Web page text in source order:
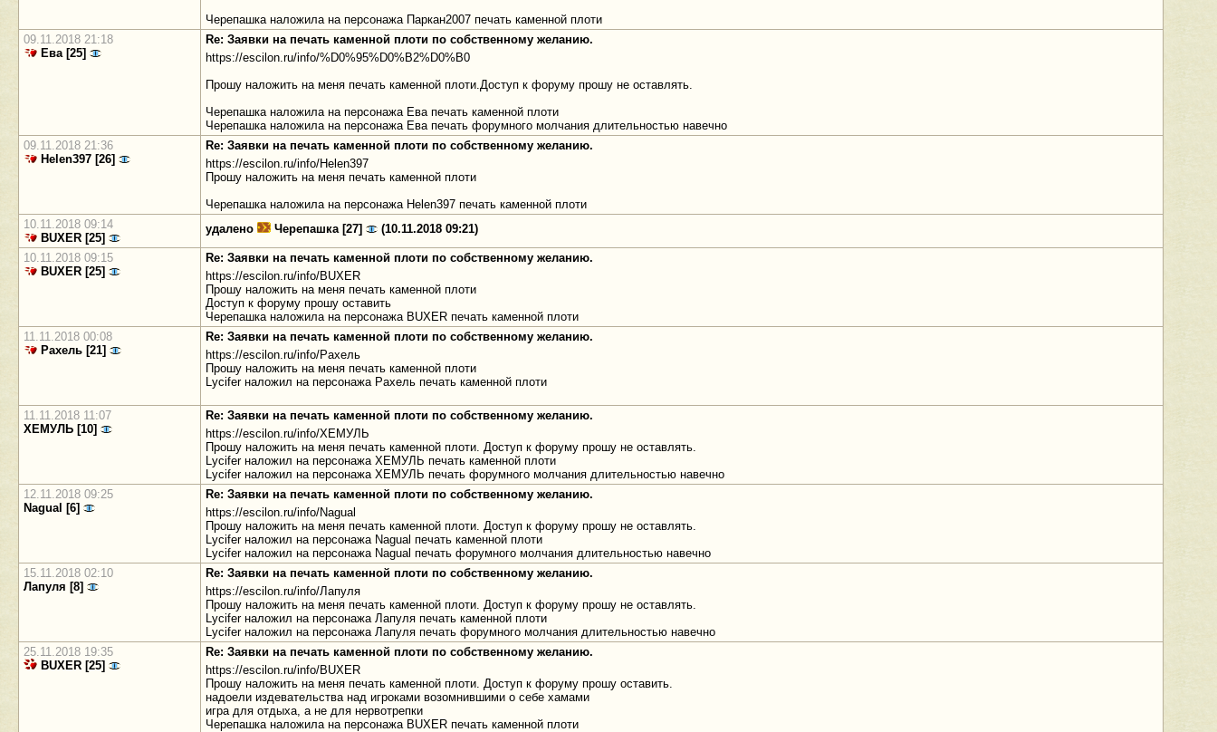
Черепашка наложила на персонажа Паркан2007 печать каменной плоти
09.11.2018 21:18
Ева [25]
Re: Заявки на печать каменной плоти по собственному желанию.
https://escilon.ru/info/%D0%95%D0%B2%D0%B0
Прошу наложить на меня печать каменной плоти.Доступ к форуму прошу не оставлять.
Черепашка наложила на персонажа Ева печать каменной плоти
Черепашка наложила на персонажа Ева печать форумного молчания длительностью навечно
09.11.2018 21:36
Helen397 [26]
Re: Заявки на печать каменной плоти по собственному желанию.
https://escilon.ru/info/Helen397
Прошу наложить на меня печать каменной плоти
Черепашка наложила на персонажа Helen397 печать каменной плоти
10.11.2018 09:14
BUXER [25]
удалено Черепашка [27] (10.11.2018 09:21)
10.11.2018 09:15
BUXER [25]
Re: Заявки на печать каменной плоти по собственному желанию.
https://escilon.ru/info/BUXER
Прошу наложить на меня печать каменной плоти
Доступ к форуму прошу оставить
Черепашка наложила на персонажа BUXER печать каменной плоти
11.11.2018 00:08
Рахель [21]
Re: Заявки на печать каменной плоти по собственному желанию.
https://escilon.ru/info/Рахель
Прошу наложить на меня печать каменной плоти
Lycifer наложил на персонажа Рахель печать каменной плоти
11.11.2018 11:07
ХЕМУЛЬ [10]
Re: Заявки на печать каменной плоти по собственному желанию.
https://escilon.ru/info/ХЕМУЛЬ
Прошу наложить на меня печать каменной плоти. Доступ к форуму прошу не оставлять.
Lycifer наложил на персонажа ХЕМУЛЬ печать каменной плоти
Lycifer наложил на персонажа ХЕМУЛЬ печать форумного молчания длительностью навечно
12.11.2018 09:25
Nagual [6]
Re: Заявки на печать каменной плоти по собственному желанию.
https://escilon.ru/info/Nagual
Прошу наложить на меня печать каменной плоти. Доступ к форуму прошу не оставлять.
Lycifer наложил на персонажа Nagual печать каменной плоти
Lycifer наложил на персонажа Nagual печать форумного молчания длительностью навечно
15.11.2018 02:10
Лапуля [8]
Re: Заявки на печать каменной плоти по собственному желанию.
https://escilon.ru/info/Лапуля
Прошу наложить на меня печать каменной плоти. Доступ к форуму прошу не оставлять.
Lycifer наложил на персонажа Лапуля печать каменной плоти
Lycifer наложил на персонажа Лапуля печать форумного молчания длительностью навечно
25.11.2018 19:35
BUXER [25]
Re: Заявки на печать каменной плоти по собственному желанию.
https://escilon.ru/info/BUXER
Прошу наложить на меня печать каменной плоти. Доступ к форуму прошу оставить.
надоели издевательства над игроками возомнившими о себе хамами
игра для отдыха, а не для нервотрепки
Черепашка наложила на персонажа BUXER печать каменной плоти